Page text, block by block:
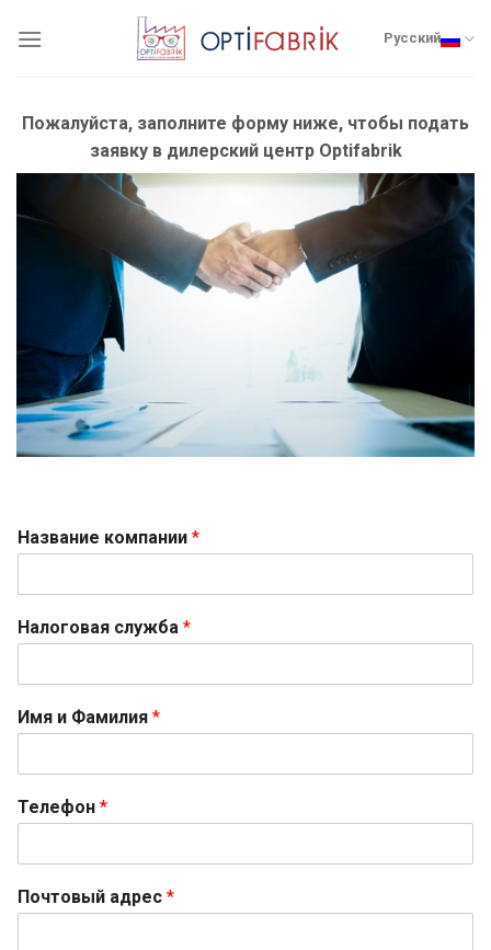
Русский
Пожалуйста, заполните форму ниже, чтобы подать
заявку в дилерский центр Optifabrik
Название компании *
Налоговая служба *
Имя и Фамилия *
Телефон *
Почтовый адрес *